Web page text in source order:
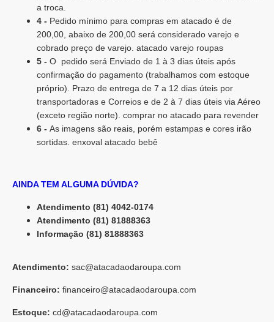
a troca.
4 - Pedido mínimo para compras em atacado é de
200,00, abaixo de 200,00 será considerado varejo e
cobrado preço de varejo. atacado varejo roupas
5 - O pedido será Enviado de 1 à 3 dias úteis após
confirmação do pagamento (trabalhamos com estoque
próprio). Prazo de entrega de 7 a 12 dias úteis por
transportadoras e Correios e de 2 à 7 dias úteis via Aéreo
(exceto região norte). comprar no atacado para revender
6 - As imagens são reais, porém estampas e cores irão
sortidas. enxoval atacado bebê
AINDA TEM ALGUMA DÚVIDA?
Atendimento (81) 4042-0174
Atendimento (81) 81888363
Informação (81) 81888363
Atendimento: sac@atacadaodaroupa.com
Financeiro: financeiro@atacadaodaroupa.com
Estoque: cd@atacadaodaroupa.com